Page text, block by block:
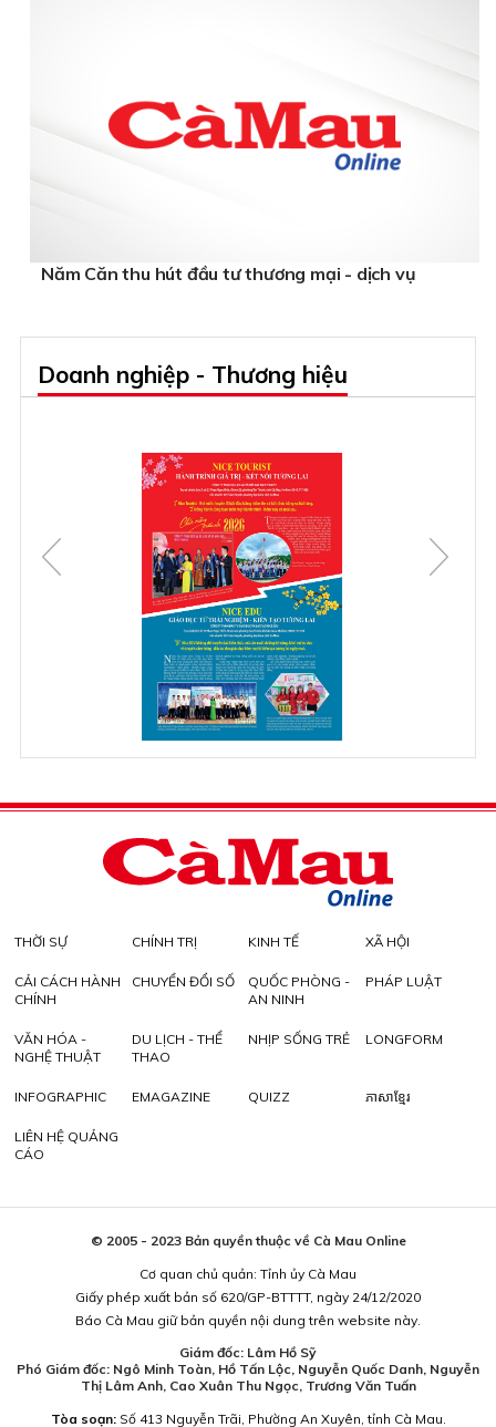
Năm Căn thu hút đầu tư thương mại - dịch vụ
Doanh nghiệp - Thương hiệu
THỜI SỰ CHÍNH TRỊ KINH TẾ XÃ HỘI
CẢI CÁCH HÀNH
CHÍNH
CHUYỂN ĐỔI SỐ
QUỐC PHÒNG -
AN NINH
PHÁP LUẬT
VĂN HÓA -
NGHỆ THUẬT
DU LỊCH - THỂ
THAO
NHỊP SỐNG TRẺ LONGFORM
INFOGRAPHIC EMAGAZINE QUIZZ ភាសាខ្មែរ
LIÊN HỆ QUẢNG
CÁO
© 2005 - 2023 Bản quyền thuộc về Cà Mau Online
Cơ quan chủ quản: Tỉnh ủy Cà Mau
Giấy phép xuất bản số 620/GP-BTTTT, ngày 24/12/2020
Báo Cà Mau giữ bản quyền nội dung trên website này.
Giám đốc: Lâm Hồ Sỹ
Phó Giám đốc: Ngô Minh Toàn, Hồ Tấn Lộc, Nguyễn Quốc Danh, Nguyễn
Thị Lâm Anh, Cao Xuân Thu Ngọc, Trương Văn Tuấn
Tòa soạn:Số 413 Nguyễn Trãi, Phường An Xuyên, tỉnh Cà Mau.